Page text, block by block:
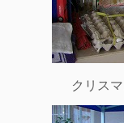
クリス